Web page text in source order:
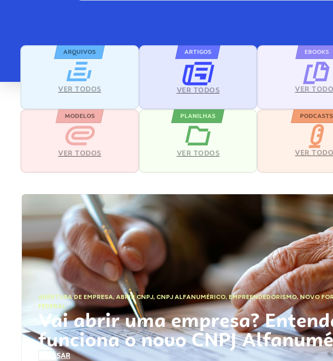
ARQUIVOS
VER TODOS
ARTIGOS
VER TODOS
EBOOKS
VER
MODELOS
VER TODOS
PLANILHAS
VER TODOS
PODCASTS
VER
ABERTURA DE EMPRESA,ABRIR CNPJ, CNPJ ALFANUMÉRICO, EMPREENDEDORISMO,NOVO
FEDERAL
Vai abrir uma empresa?
funciona o novo CNPJ
ACESSAR